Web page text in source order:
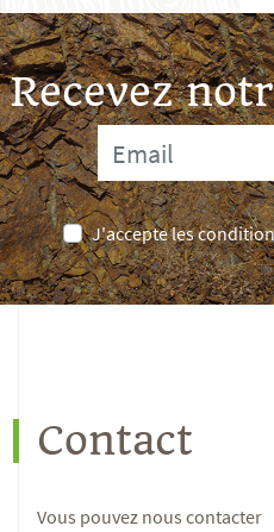
Recevez
J'accepte les
Contact
Vous pouvez nous contacter